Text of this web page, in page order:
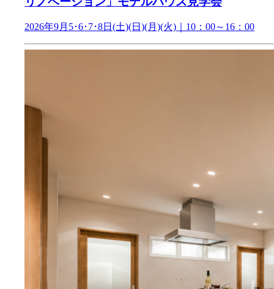
2026年9月5･6･7･8日(土)(日)(月)(火)｜10：00～16：00